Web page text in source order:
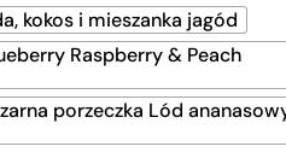
kokos i mieszanka jagód
Raspberry & Peach
porzeczka Lód